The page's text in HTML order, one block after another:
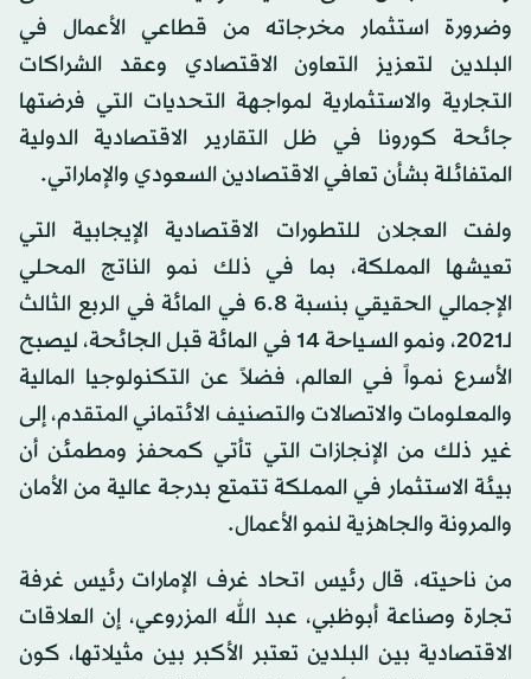
وضرورة استثمار مخرجاته من قطاعي الأعمال في
البلدين لتعزيز التعاون الاقتصادي وعقد الشراكات
التجارية والاستثمارية لمواجهة التحديات التي فرضتها
جائحة كورونا في ظل التقارير الاقتصادية الدولية
المتفائلة بشأن تعافي الاقتصادين السعودي والإماراتي.
ولفت العجلان للتطورات الاقتصادية الإيجابية التي
تعيشها المملكة، بما في ذلك نمو الناتج المحلي
الإجمالي الحقيقي بنسبة 6.8 في المائة في الربع الثالث
لـ2021، ونمو السـياحة 14 في المائة قبل الجائحة، ليصبح
الأسرع نمـواً فـي العالم، فضلاً عن التكنولوجيا المالية
والمعلومات والاتصالات والتصنيف الائتماني المتقدم، إلى
غير ذلك من الإنجازات التي تأتي كمحفز ومطمئن أن
بيئة الاستثمار في المملكة تتمتع بدرجة عالية من الأمان
والمرونة والجاهزية لنمو الأعمال.
من ناحيته، قال رئيس اتحاد غرف الإمارات رئيس غرفة
تجارة وصناعة أبوظبي، عبد الله المزروعي، إن العلاقات
الاقتصادية بين البلدين تعتبر الأكبر بين مثيلاتها، كون